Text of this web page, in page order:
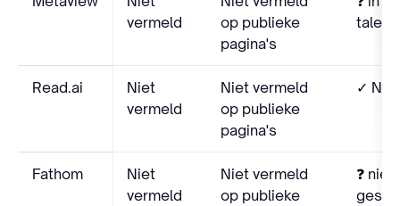
vermeld
op publieke
pagina's
Read.ai
Niet
vermeld
Niet vermeld
op publieke
pagina's
✓ NL
Fathom
Niet
vermeld
Niet vermeld
op publieke
❓ niet